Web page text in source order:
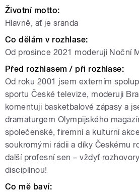
Životní motto:
Hlavně, ať je sranda
Co dělám v rozhlase:
Od prosince 2021 moderuji Noční
Před rozhlasem / při rozhlase:
Od roku 2001 jsem externím
sportu České televize, moderuji
komentuji basketbalové zápasy a
dramaturgem Olympijského
společenské, firemní a kulturní
soukromými rádii a díky Českému
další profesní sen – vždyť
disciplínou!
Co mě baví: